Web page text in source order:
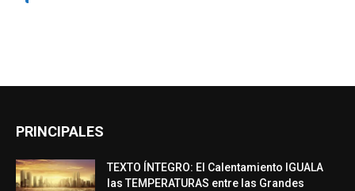
PRINCIPALES
TEXTO ÍNTEGRO: El Calentamiento IGUALA
las TEMPERATURAS entre las Grandes